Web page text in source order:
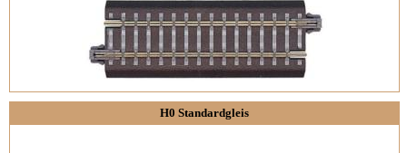
H0 Standardgleis